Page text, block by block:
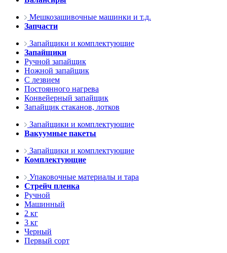
Мешкозашивочные машинки и т.д.
Запчасти
Запайщики и комплектующие
Запайщики
Ручной запайщик
Ножной запайщик
С лезвием
Постоянного нагрева
Конвейерный запайщик
Запайщик стаканов, лотков
Запайщики и комплектующие
Вакуумные пакеты
Запайщики и комплектующие
Комплектующие
Упаковочные материалы и тара
Стрейч пленка
Ручной
Машинный
2 кг
3 кг
Черный
Первый сорт